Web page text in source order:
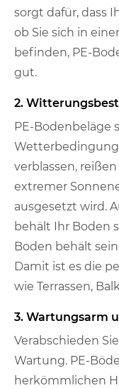
sorgt dafür, dass
ob Sie sich in
befinden, PE-
gut.
2.
PE-Bodenbeläge
verblassen,
extremer
ausgesetzt wird.
behält Ihr Boden
Boden behält
Damit ist es die
wie Terrassen,
3. Wartungsarm
Verabschieden
Wartung. PE-
herkömmlichen